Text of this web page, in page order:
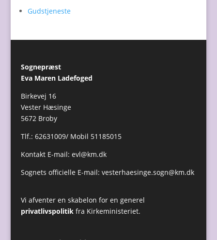
Gudstjeneste
Sognepræst
Eva Maren Ladefoged
Birkevej 16
Vester Hæsinge
5672 Broby
Tlf.: 62631009/ Mobil 51185015
Kontakt E-mail: evl@km.dk
Sognets officielle E-mail: vesterhaesinge.sogn@km.dk
Vi afventer en skabelon for en generel
privatlivspolitikfra Kirkeministeriet.